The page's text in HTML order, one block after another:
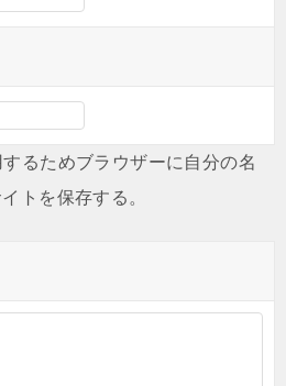
るためブラウザーに自分の名
トを保存する。